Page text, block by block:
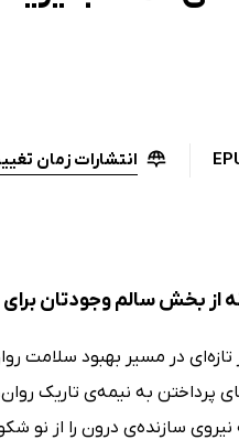
انتشارات زمان
از بخش سالم وجودتان
تازه‌ای در مسیر بهبود سلامت
به نیمه‌ی تاریک
سازنده‌ی درون را از نو